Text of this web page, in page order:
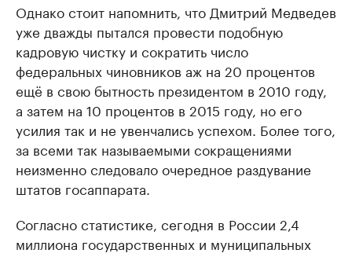
Однако стоит напомнить, что Дмитрий Медведев
уже дважды пытался провести подобную
кадровую чистку и сократить число
федеральных чиновников аж на 20 процентов
ещё в свою бытность президентом в 2010 году,
а затем на 10 процентов в 2015 году, но его
усилия так и не увенчались успехом. Более того,
за всеми так называемыми сокращениями
неизменно следовало очередное раздувание
штатов госаппарата.
Согласно статистике, сегодня в России 2,4
миллиона государственных и муниципальных